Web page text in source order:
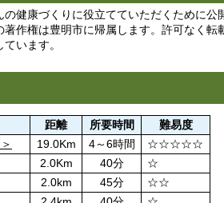
健康づくりに役立てていただくために公
作権は豊明市に帰属します。許可なく転
います。
距離 所要時間
難易度
19.0Km 4～6時間
☆☆☆☆☆
2.0Km 40分
☆
2.0km 45分
☆☆